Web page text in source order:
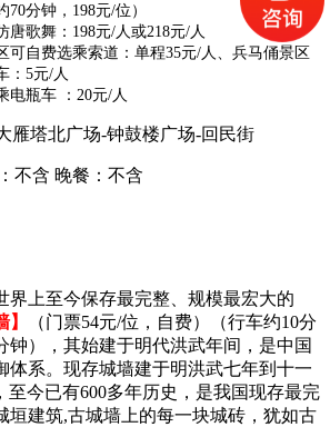
70分钟，198元/位）
唐歌舞： 198元/人或218元/人
可自费选乘索道：单程35元/人、兵马俑景区
：5元/人
电瓶车
： 20元/人
雁塔北广场-钟鼓楼广场-回民街
不含 晚餐：不含
界上至今保存最完整、规模最宏大的
（门票54元/位， 自费） （行车约10分
钟），其始建于明代洪武年间，是中国
体系。现存城墙建于明洪武七年到十一
，至今已有600多年历史，是我国现存最完
垣建筑,古城墙上的每一块城砖，犹如古